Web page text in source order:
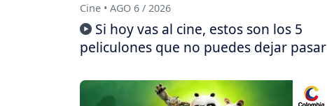
Cine • AGO 6 / 2026
Si hoy vas al cine, estos son los 5
peliculones que no puedes dejar pasar